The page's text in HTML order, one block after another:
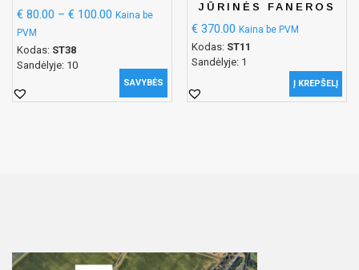
€ 80.00 – € 100.00 Kaina be
PVM
Kodas: ST38
Sandėlyje: 10
SAVYBĖS
JŪRINĖS FANEROS
€ 370.00 Kaina be PVM
Kodas: ST11
Sandėlyje: 1
Į KREPŠELĮ